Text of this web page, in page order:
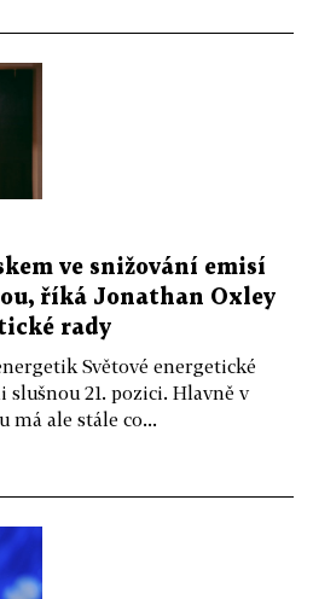
ve snižování emisí
říká Jonathan Oxley
rady
Světové energetické
slušnou 21. pozici. Hlavně v
ale stále co...